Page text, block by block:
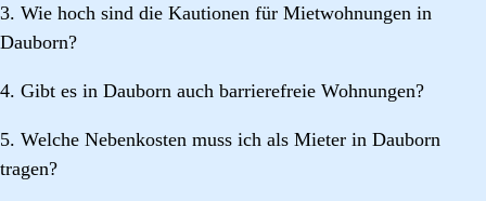
3. Wie hoch sind die Kautionen für Mietwohnungen in
Dauborn?
4. Gibt es in Dauborn auch barrierefreie Wohnungen?
5. Welche Nebenkosten muss ich als Mieter in Dauborn
tragen?